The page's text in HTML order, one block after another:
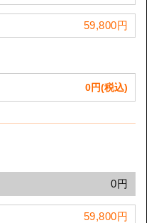
59,800円
0円(税込)
0円
59,800円